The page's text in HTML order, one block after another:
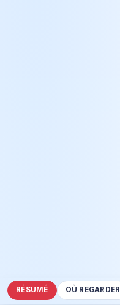
RÉSUMÉ OÙ REGARDER